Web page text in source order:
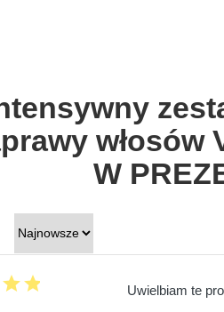
włosów
W
starstar Uwielbiam te